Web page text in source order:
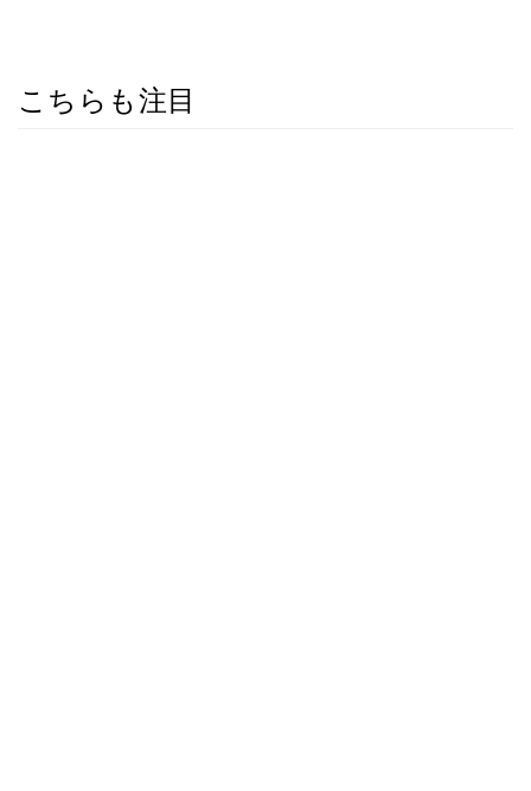
こちらも注目